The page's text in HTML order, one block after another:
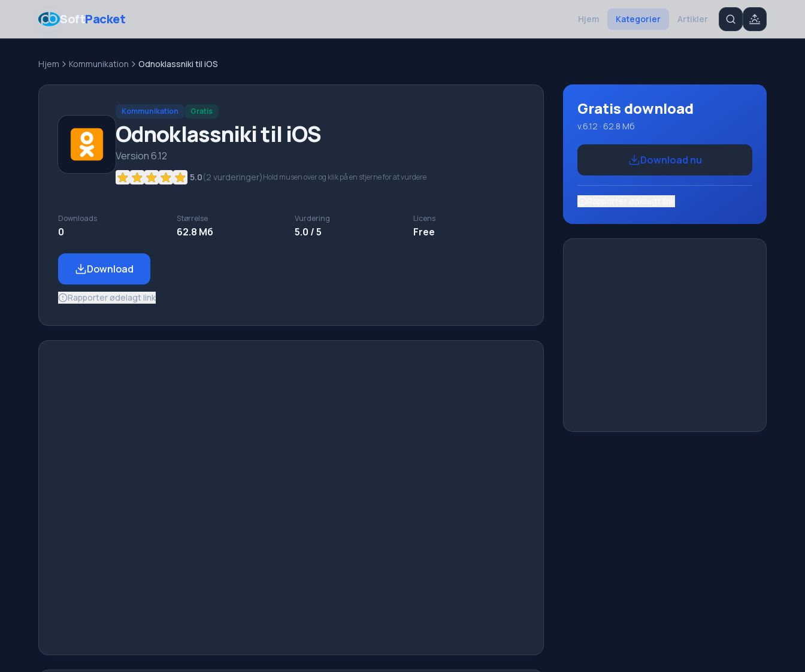
SoftPacket Hjem Kategorier Artikler
Hjem Kommunikation Odnoklassniki til iOS
Kommunikation Gratis
Odnoklassniki til iOS
Version 6.12
5.0(2 vurderinger)Hold musen over og klik på en stjerne for at vurdere
Downloads
0
Størrelse
62.8 Мб
Vurdering
5.0 / 5
Licens
Free
Download
Rapporter ødelagt link
Gratis download
v.6.12 · 62.8 Мб
Download nu